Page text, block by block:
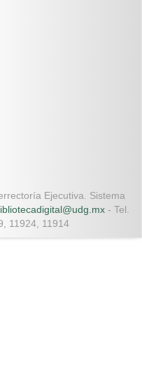
Ejecutiva. Sistema
- Tel.
11924, 11914